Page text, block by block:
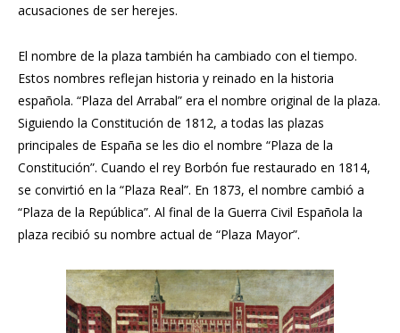
acusaciones de ser herejes.
El nombre de la plaza también ha cambiado con el tiempo.
Estos nombres reflejan historia y reinado en la historia
española. “Plaza del Arrabal” era el nombre original de la plaza.
Siguiendo la Constitución de 1812, a todas las plazas
principales de España se les dio el nombre “Plaza de la
Constitución”. Cuando el rey Borbón fue restaurado en 1814,
se convirtió en la “Plaza Real”. En 1873, el nombre cambió a
“Plaza de la República”. Al final de la Guerra Civil Española la
plaza recibió su nombre actual de “Plaza Mayor”.